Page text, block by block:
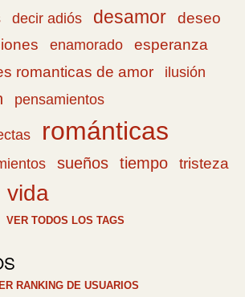
decir adiós desamor deseo
enamorado esperanza
romanticas de amor
ilusión
pensamientos
románticas
sueños tiempo
tristeza
vida
VER TODOS LOS TAGS
RANKING DE USUARIOS